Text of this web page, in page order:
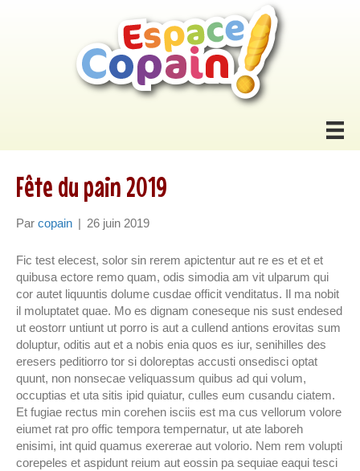
Fête du pain 2019
Par copain | 26 juin 2019
Fic test elecest, solor sin rerem apictentur aut re es et et et
quibusa ectore remo quam, odis simodia am vit ulparum qui
cor autet liquuntis dolume cusdae officit venditatus. Il ma nobit
il moluptatet quae. Mo es dignam coneseque nis sust endesed
ut eostorr untiunt ut porro is aut a cullend antions erovitas sum
doluptur, oditis aut et a nobis enia quos es iur, senihilles des
eresers peditiorro tor si doloreptas accusti onsedisci optat
quunt, non nonsecae veliquassum quibus ad qui volum,
occuptias et uta sitis ipid quiatur, culles eum cusandu ciatem.
Et fugiae rectus min corehen isciis est ma cus vellorum volore
eiumet rat pro offic tempora tempernatur, ut ate laboreh
enisimi, int quid quamus exererae aut volorio. Nem rem volupti
corepeles et aspidunt reium aut eossin pa sequiae eaqui tesci